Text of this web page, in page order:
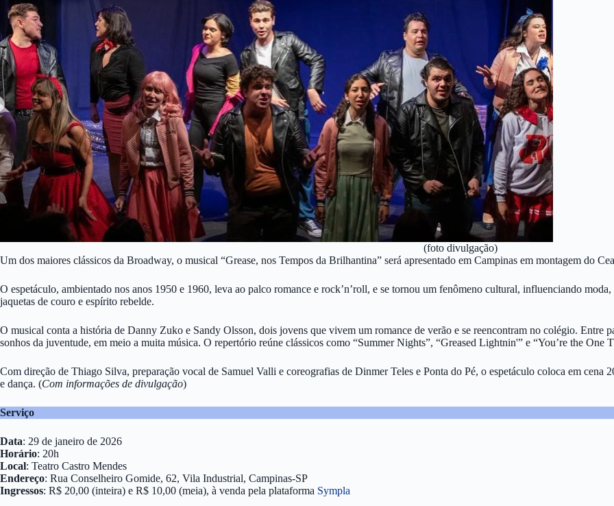
(foto divulgação)
Um dos maiores clássicos da Broadway, o musical “Grease, nos Tempos da Brilhantina” será apresentado em Campinas em montagem do
O espetáculo, ambientado nos anos 1950 e 1960, leva ao palco romance e rock’n’roll, e se tornou um fenômeno cultural, influenciando
jaquetas de couro e espírito rebelde.
O musical conta a história de Danny Zuko e Sandy Olsson, dois jovens que vivem um romance de verão e se reencontram no colégio. Entre
sonhos da juventude, em meio a muita música. O repertório reúne clássicos como “Summer Nights”, “Greased Lightnin'” e “You’re the One
Com direção de Thiago Silva, preparação vocal de Samuel Valli e coreografias de Dinmer Teles e Ponta do Pé, o espetáculo coloca em
e dança. (Com informações de divulgação)
Serviço
Data: 29 de janeiro de 2026
Horário: 20h
Local: Teatro Castro Mendes
Endereço: Rua Conselheiro Gomide, 62, Vila Industrial, Campinas-SP
Ingressos: R$ 20,00 (inteira) e R$ 10,00 (meia), à venda pela plataforma Sympla